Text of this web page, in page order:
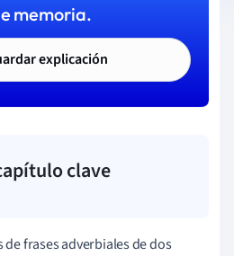
memoria.
explicación
clave
frases adverbiales de dos